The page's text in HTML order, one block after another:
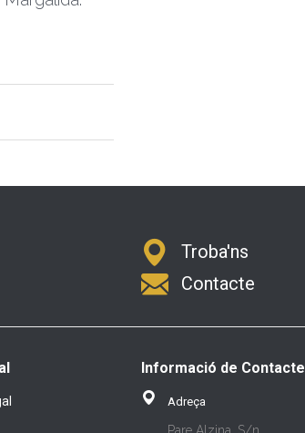
Troba'ns
Contacte
Informació de Contacte
Adreça